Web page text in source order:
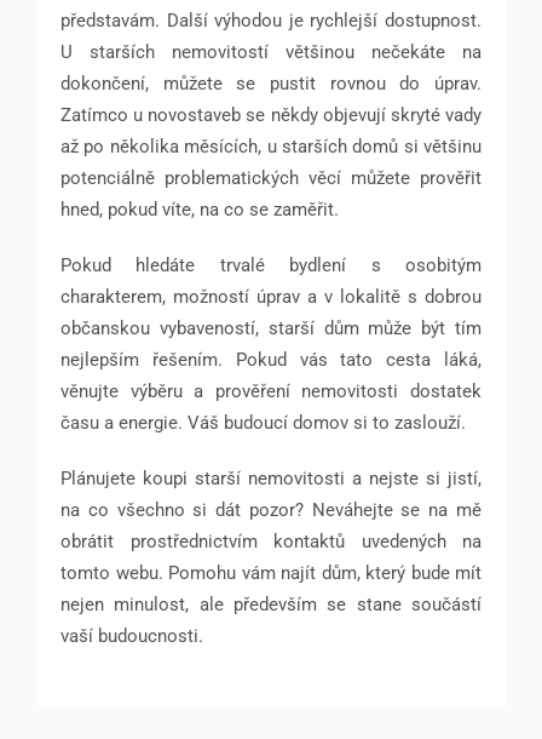
představám. Další výhodou je rychlejší dostupnost.
U starších nemovitostí většinou nečekáte na
dokončení, můžete se pustit rovnou do úprav.
Zatímco u novostaveb se někdy objevují skryté vady
až po několika měsících, u starších domů si většinu
potenciálně problematických věcí můžete prověřit
hned, pokud víte, na co se zaměřit.
Pokud hledáte trvalé bydlení s osobitým
charakterem, možností úprav a v lokalitě s dobrou
občanskou vybaveností, starší dům může být tím
nejlepším řešením. Pokud vás tato cesta láká,
věnujte výběru a prověření nemovitosti dostatek
času a energie. Váš budoucí domov si to zaslouží.
Plánujete koupi starší nemovitosti a nejste si jistí,
na co všechno si dát pozor? Neváhejte se na mě
obrátit prostřednictvím kontaktů uvedených na
tomto webu. Pomohu vám najít dům, který bude mít
nejen minulost, ale především se stane součástí
vaší budoucnosti.